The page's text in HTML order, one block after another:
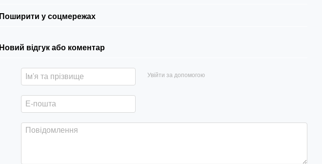
Поширити у соцмережах
Новий відгук або коментар
Увійти за допомогою